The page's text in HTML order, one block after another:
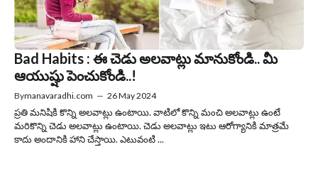
Bad Habits : ఈ చెడు అలవాట్లు మానుకోండి.. మీ
ఆయుష్షు పెంచుకోండి..!
Bymanavaradhi.com — 26 May 2024
ప్రతి మనిషికి కొన్ని అలవాట్లు ఉంటాయి. వాటిలో కొన్ని మంచి అలవాట్లు ఉంటే
మరికొన్ని చెడు అలవాట్లు ఉంటాయి. చెడు అలవాట్లు ఇటు ఆరోగ్యానికి మాత్రమే
కాదు అందానికి హాని చేస్తాయి. ఎటువంటి ...